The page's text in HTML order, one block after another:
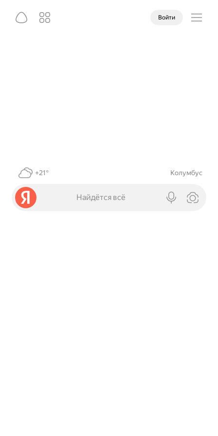
Войти
+21° Колумбус
Найдётся всё